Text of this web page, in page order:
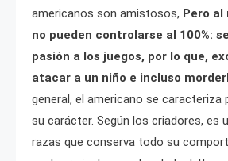
americanos son amistosos, Pero al
no pueden controlarse al 100%:
pasión a los juegos, por lo que,
atacar a un niño e incluso
general, el americano se caracteriza
su carácter. Según los criadores, es
razas que conserva todo su